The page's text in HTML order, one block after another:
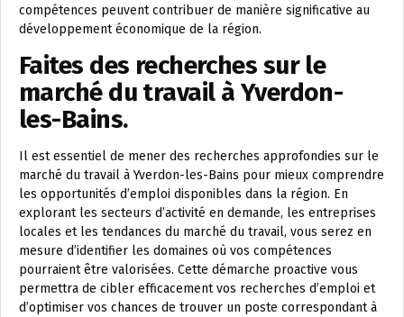
compétences peuvent contribuer de manière significative au
développement économique de la région.
Faites des recherches sur le
marché du travail à Yverdon-
les-Bains.
Il est essentiel de mener des recherches approfondies sur le
marché du travail à Yverdon-les-Bains pour mieux comprendre
les opportunités d’emploi disponibles dans la région. En
explorant les secteurs d’activité en demande, les entreprises
locales et les tendances du marché du travail, vous serez en
mesure d’identifier les domaines où vos compétences
pourraient être valorisées. Cette démarche proactive vous
permettra de cibler efficacement vos recherches d’emploi et
d’optimiser vos chances de trouver un poste correspondant à